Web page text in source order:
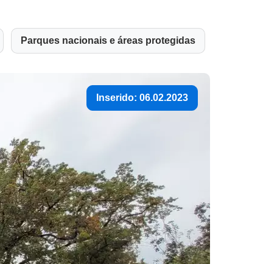
Parques nacionais e áreas protegidas
Inserido: 06.02.2023